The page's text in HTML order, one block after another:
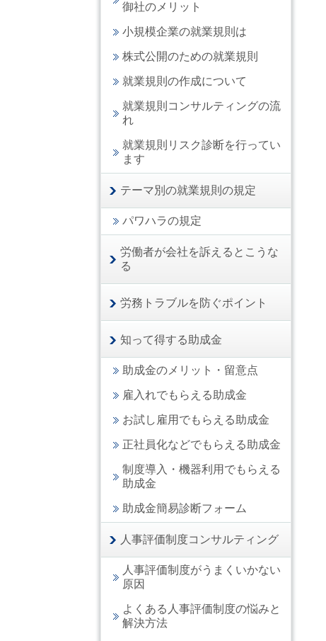
御社のメリット
小規模企業の就業規則は
株式公開のための就業規則
就業規則の作成について
就業規則コンサルティングの流
れ
就業規則リスク診断を行ってい
ます
テーマ別の就業規則の規定
パワハラの規定
労働者が会社を訴えるとこうな
る
労務トラブルを防ぐポイント
知って得する助成金
助成金のメリット・留意点
雇入れでもらえる助成金
お試し雇用でもらえる助成金
正社員化などでもらえる助成金
制度導入・機器利用でもらえる
助成金
助成金簡易診断フォーム
人事評価制度コンサルティング
人事評価制度がうまくいかない
原因
よくある人事評価制度の悩みと
解決方法